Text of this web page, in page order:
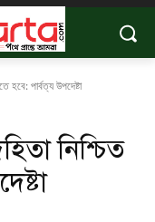
হবে: পার্বত্য উপদেষ্টা
নিশ্চিত